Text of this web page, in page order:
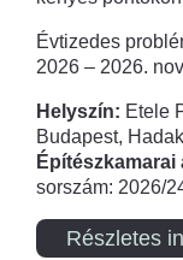
Évtizedes
2026 – 2026.
Helyszín: Etele
Budapest,
sorszám: 2026/
Részletes